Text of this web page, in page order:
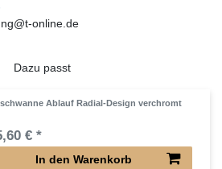
online.de
Dazu passt
Ablauf Radial-Design verchromt
€ *
In den Warenkorb